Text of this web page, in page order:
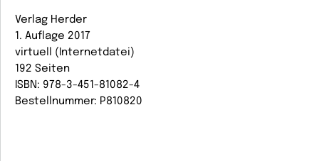
Verlag Herder
1. Auflage 2017
virtuell (Internetdatei)
192 Seiten
ISBN: 978-3-451-81082-4
Bestellnummer: P810820